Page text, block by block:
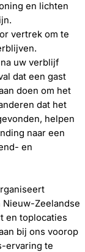
en lichten
vertrek om te
uw verblijf
dat een gast
doen om het
dat het
helpen
naar een
en
Zeelandse
en toplocaties
​​bij ons voorop
ervaring te